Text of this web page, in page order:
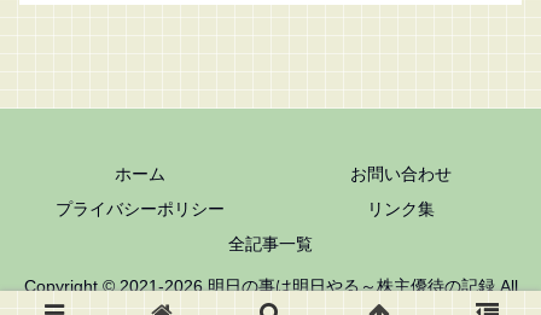
ホーム
お問い合わせ
プライバシーポリシー
リンク集
全記事一覧
Copyright © 2021-2026 明日の事は明日やる～株主優待の記録 All